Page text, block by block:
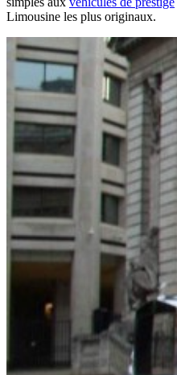
Limousine les plus originaux.